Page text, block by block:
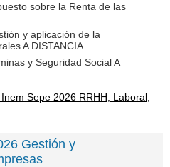
sobre la Renta de las
y aplicación de la
A DISTANCIA
y Seguridad Social A
Sepe 2026 RRHH, Laboral,
Gestión y